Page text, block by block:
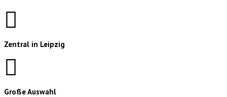
Zentral in Leipzig
Große Auswahl